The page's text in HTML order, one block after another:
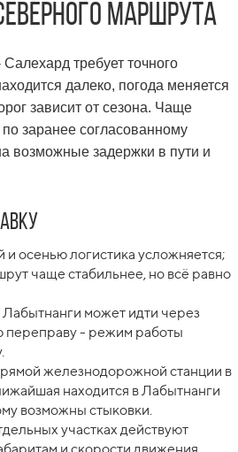
маршрута
требует точного
далеко, погода меняется
зависит от сезона. Чаще
по заранее согласованному
возможные задержки в пути и
и осенью логистика усложняется;
чаще стабильнее, но всё равно
Лабытнанги может идти через
переправу - режим работы
железнодорожной станции в
находится в Лабытнанги
возможны стыковки.
участках действуют